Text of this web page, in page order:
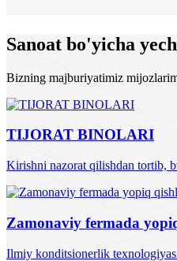
Sanoat bo'yicha
Bizning majburiyatimiz
TIJORAT BINOLARI
Kirishni nazorat qilishdan tortib,
Zamonaviy fermada
Ilmiy konditsionerlik